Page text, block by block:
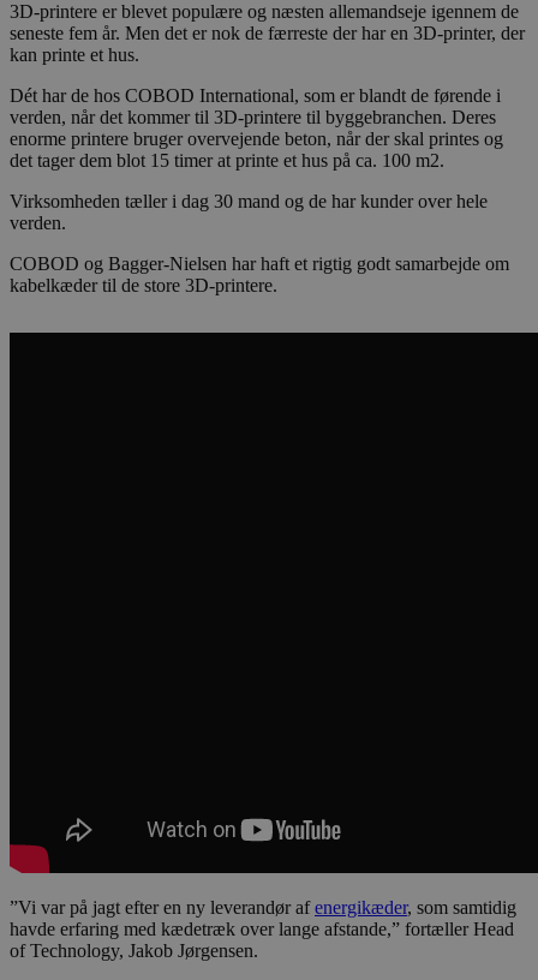
3D-printere er blevet populære og næsten allemandseje igennem de
seneste fem år. Men det er nok de færreste der har en 3D-printer, der
kan printe et hus.
Dét har de hos COBOD International, som er blandt de førende i
verden, når det kommer til 3D-printere til byggebranchen. Deres
enorme printere bruger overvejende beton, når der skal printes og
det tager dem blot 15 timer at printe et hus på ca. 100 m2.
Virksomheden tæller i dag 30 mand og de har kunder over hele
verden.
COBOD og Bagger-Nielsen har haft et rigtig godt samarbejde om
kabelkæder til de store 3D-printere.
”Vi var på jagt efter en ny leverandør afenergikæder, som samtidig
havde erfaring med kædetræk over lange afstande,” fortæller Head
of Technology, Jakob Jørgensen.